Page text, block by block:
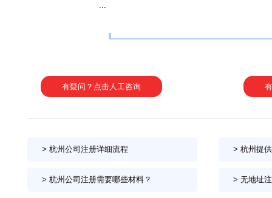
...
有疑问？点击人工咨询
> 杭州公司注册详细流程 > 杭州提供
> 杭州公司注册需要哪些材料？ > 无地址注